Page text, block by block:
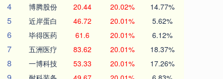
4 博腾股份 20.44 20.02% 14.77%
5 近岸蛋白 46.72 20.01% 5.62%
6 毕得医药 61.6 20.01% 6.12%
7 五洲医疗 83.62 20.01% 18.37%
8 一博科技 53.33 20.01% 17.26%